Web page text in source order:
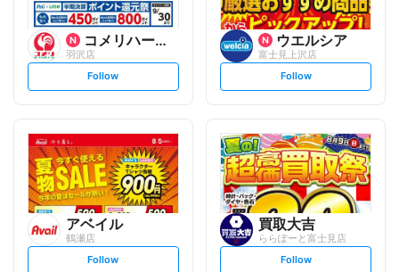
コメリハード&グリーン
羽沢店
s
t
l
o
w
Follow
ウエルシア
富士見上沢店
s
t
l
o
w
Follow
アベイル
鶴瀬店
s
Follow
買取大吉
ららぽーと富士見店
s
Follow